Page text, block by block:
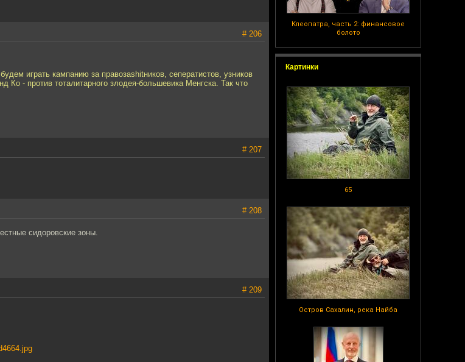
Клеопатра, часть 2: финансовое
болото
Картинки
65
Остров Сахалин, река Найба
# 206
играть кампанию за правозаshitников, сеператистов, узников
Ко - против тоталитарного злодея-большевика Менгска. Так что
# 207
# 208
сидоровские зоны.
# 209